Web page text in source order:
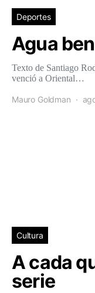
Deportes
Agua
Texto de Santiago
venció a Oriental…
Mauro Goldman
Cultura
A cada
serie